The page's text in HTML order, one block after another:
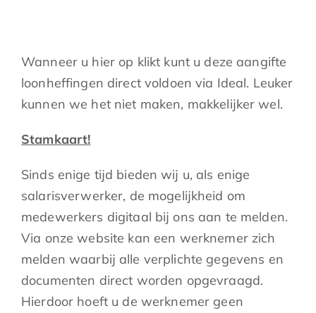
Wanneer u hier op klikt kunt u deze aangifte
loonheffingen direct voldoen via Ideal. Leuker
kunnen we het niet maken, makkelijker wel.
Stamkaart!
Sinds enige tijd bieden wij u, als enige
salarisverwerker, de mogelijkheid om
medewerkers digitaal bij ons aan te melden.
Via onze website kan een werknemer zich
melden waarbij alle verplichte gegevens en
documenten direct worden opgevraagd.
Hierdoor hoeft u de werknemer geen